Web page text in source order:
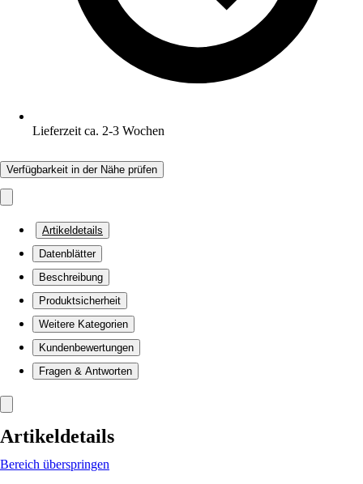
Lieferzeit ca. 2-3 Wochen
Verfügbarkeit in der Nähe prüfen
Artikeldetails
Datenblätter
Beschreibung
Produktsicherheit
Weitere Kategorien
Kundenbewertungen
Fragen & Antworten
Artikeldetails
Bereich überspringen